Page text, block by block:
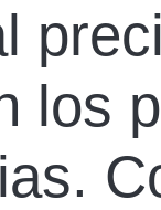
los